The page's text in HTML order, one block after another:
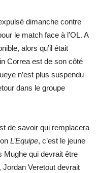
dimanche contre
le match face à l’OL. A
alors qu’il était
Correa est de son côté
n’est plus suspendu
dans le groupe
de savoir qui remplacera
L’Equipe, c’est le jeune
Mughe qui devrait être
Veretout devrait